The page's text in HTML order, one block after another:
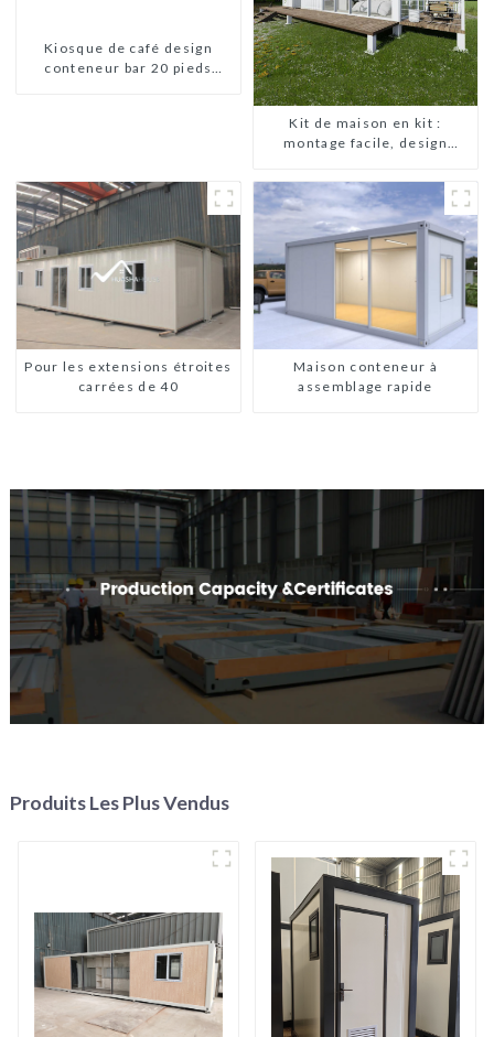
Kiosque de café design
conteneur bar 20 pieds
Kit de maison en kit :
montage facile, design
internationale
Pour les extensions étroites
carrées de 40
Maison conteneur à
assemblage rapide
Produits Les Plus Vendus